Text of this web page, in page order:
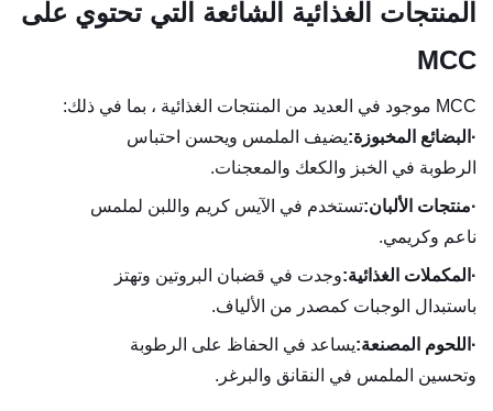
المنتجات الغذائية الشائعة التي تحتوي على
MCC
MCC موجود في العديد من المنتجات الغذائية ، بما في ذلك:
· البضائع المخبوزة:يضيف الملمس ويحسن احتباس
الرطوبة في الخبز والكعك والمعجنات.
·منتجات الألبان:تستخدم في الآيس كريم واللبن لملمس
ناعم وكريمي.
· المكملات الغذائية:وجدت في قضبان البروتين وتهتز
باستبدال الوجبات كمصدر من الألياف.
· اللحوم المصنعة:يساعد في الحفاظ على الرطوبة
وتحسين الملمس في النقانق والبرغر.